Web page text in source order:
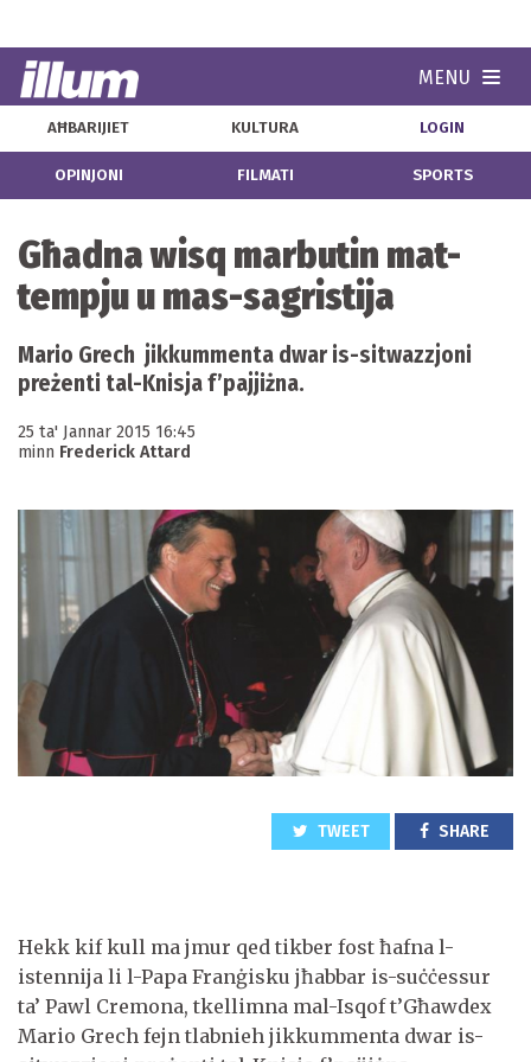
MENU
AĦBARIJIET KULTURA LOGIN
OPINJONI FILMATI SPORTS
Għadna wisq marbutin mat-
tempju u mas-sagristija
Mario Grech jikkummenta dwar is-sitwazzjoni
preżenti tal-Knisja f’pajjiżna.
25 ta' Jannar 2015 16:45
minn Frederick Attard
TWEET SHARE
Hekk kif kull ma jmur qed tikber fost ħafna l-
istennija li l-Papa Franġisku jħabbar is-suċċessur
ta’ Pawl Cremona, tkellimna mal-Isqof t’Għawdex
Mario Grech fejn tlabnieh jikkummenta dwar is-